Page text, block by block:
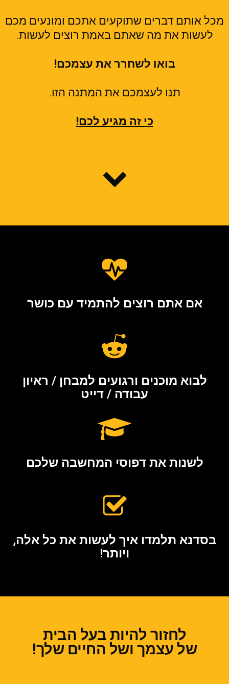
מכל אותם דברים שתוקעים אתכם ומונעים מכם
לעשות את מה שאתם באמת רוצים לעשות.
בואו לשחרר את עצמכם!
תנו לעצמכם את המתנה הזו.
כי זה מגיע לכם!
אם אתם רוצים להתמיד עם כושר
לבוא מוכנים ורגועים למבחן / ראיון
עבודה / דייט
לשנות את דפוסי המחשבה שלכם
בסדנא תלמדו איך לעשות את כל אלה,
ויותר!
לחזור להיות בעל הבית
של עצמך ושל החיים שלך!